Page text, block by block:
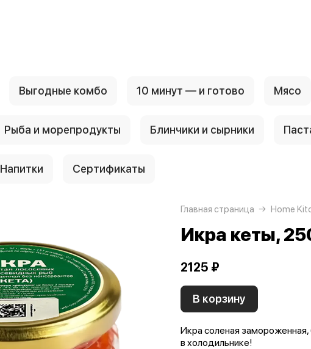
Выгодные комбо 10 минут — и готово Мясо
Рыба и морепродукты Блинчики и сырники
Напитки Сертификаты
Главная страница Home
Икра кеты,
2125 ₽
В корзину
Икра соленая
в холодильнике!